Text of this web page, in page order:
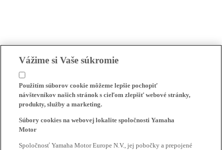
Vážime si Vaše súkromie
Použitím súborov cookie môžeme lepšie pochopiť
návštevníkov našich stránok s cieľom zlepšiť webové stránky,
produkty, služby a marketing.
Súbory cookies na webovej lokalite spoločnosti Yamaha
Motor
Spoločnosť Yamaha Motor Europe N.V., jej pobočky a prepojené